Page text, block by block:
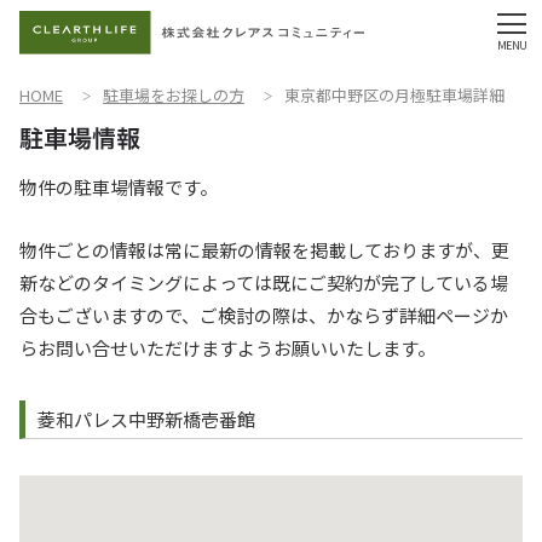
HOME 駐車場をお探しの方 東京都中野区の月極駐車場詳細
物件の駐車場情報です。
物件ごとの情報は常に最新の情報を掲載しておりますが、更
新などのタイミングによっては既にご契約が完了している場
合もございますので、ご検討の際は、かならず詳細ページか
らお問い合せいただけますようお願いいたします。
菱和パレス中野新橋壱番館